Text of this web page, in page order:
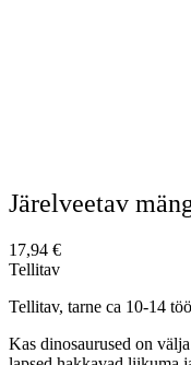
Järelveetav
17,94 €
Tellitav
Tellitav, tarne ca 10-14
Kas dinosaurused on